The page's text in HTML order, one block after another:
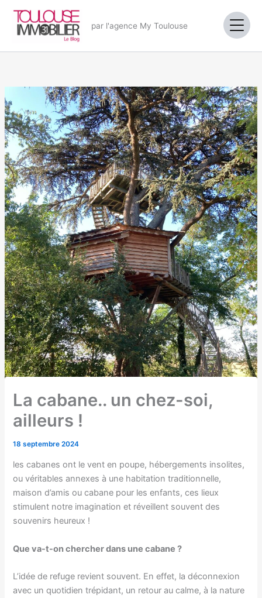
contenu
par l'agence My Toulouse
La cabane.. un chez-soi,
ailleurs !
18 septembre 2024
les cabanes ont le vent en poupe, hébergements insolites,
ou véritables annexes à une habitation traditionnelle,
maison d’amis ou cabane pour les enfants, ces lieux
stimulent notre imagination et réveillent souvent des
souvenirs heureux !
Que va-t-on chercher dans une cabane ?
L’idée de refuge revient souvent. En effet, la déconnexion
avec un quotidien trépidant, un retour au calme, à la nature